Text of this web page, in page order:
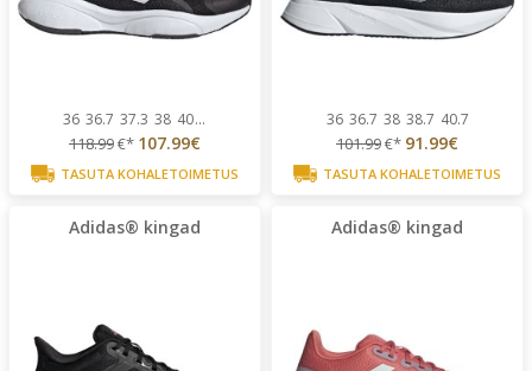
36 36.7 37.3 38 40...
118.99€* 107.99€
TASUTA KOHALETOIMETUS
36 36.7 38 38.7 40.7
101.99€* 91.99€
TASUTA KOHALETOIMETUS
Adidas® kingad Adidas® kingad